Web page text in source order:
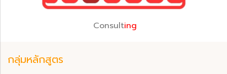
Consulting
กลุ่มหลักสูตร